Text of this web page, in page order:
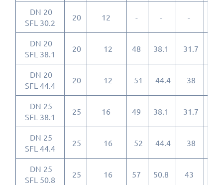
DN 20
SFL 30.2
20 12 - - -
DN 20
SFL 38.1
20 12 48 38.1 31.7
DN 20
SFL 44.4
20 12 51 44.4 38
DN 25
SFL 38.1
25 16 49 38.1 31.7
DN 25
SFL 44.4
25 16 52 44.4 38
DN 25
SFL 50.8
25 16 57 50.8 43